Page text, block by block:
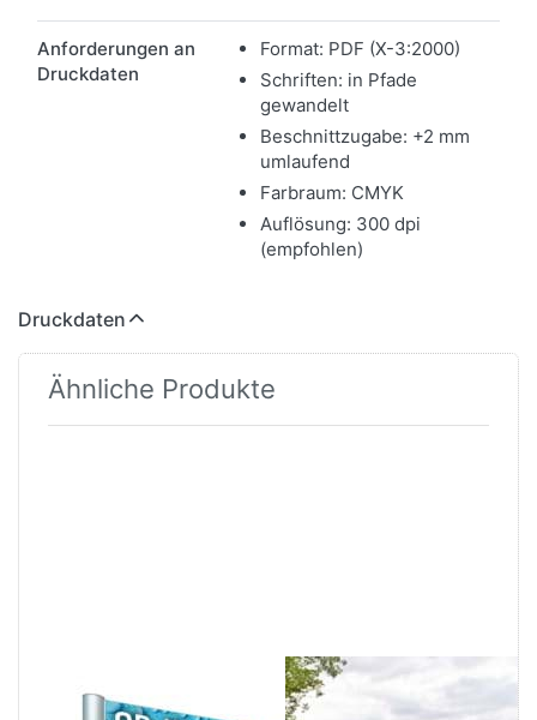
Anforderungen an
Druckdaten
Format: PDF (X-3:2000)
Schriften: in Pfade
gewandelt
Beschnittzugabe: +2 mm
umlaufend
Farbraum: CMYK
Auflösung: 300 dpi
(empfohlen)
Druckdaten
Ähnliche Produkte
Firmenschild
Firmenschild